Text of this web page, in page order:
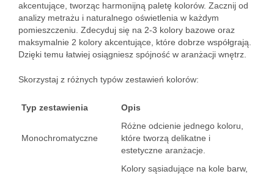
akcentujące, tworząc harmonijną paletę kolorów. Zacznij od
analizy metrażu i naturalnego oświetlenia w każdym
pomieszczeniu. Zdecyduj się na 2-3 kolory bazowe oraz
maksymalnie 2 kolory akcentujące, które dobrze współgrają.
Dzięki temu łatwiej osiągniesz spójność w aranżacji wnętrz.
Skorzystaj z różnych typów zestawień kolorów:
Typ zestawienia Opis
Monochromatyczne
Różne odcienie jednego koloru,
które tworzą delikatne i
estetyczne aranżacje.
Kolory sąsiadujące na kole barw,